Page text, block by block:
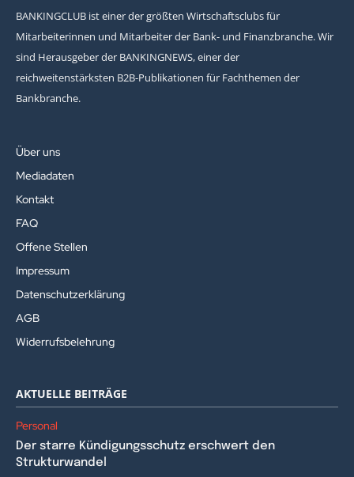
BANKINGCLUB ist einer der größten Wirtschaftsclubs für
Mitarbeiterinnen und Mitarbeiter der Bank- und Finanzbranche. Wir
sind Herausgeber der BANKINGNEWS, einer der
reichweitenstärksten B2B-Publikationen für Fachthemen der
Bankbranche.
Über uns
Mediadaten
Kontakt
FAQ
Offene Stellen
Impressum
Datenschutzerklärung
AGB
Widerrufsbelehrung
AKTUELLE BEITRÄGE
Personal
Der starre Kündigungsschutz erschwert den
Strukturwandel